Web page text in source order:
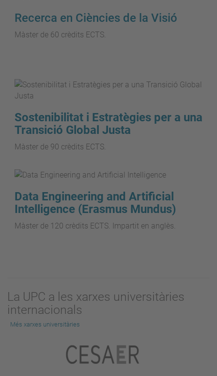
Recerca en Ciències de la Visió
Màster de 60 crèdits ECTS.
Sostenibilitat i Estratègies per a una
Transició Global Justa
Màster de 90 crèdits ECTS.
Data Engineering and Artificial
Intelligence (Erasmus Mundus)
Màster de 120 crèdits ECTS. Impartit en anglès.
La UPC a les xarxes universitàries
internacionals
Més xarxes universitàries